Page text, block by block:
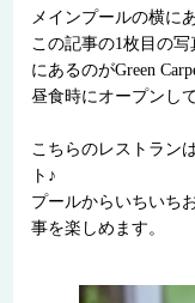
メインプールの横に
この記事の1枚目の
にあるのがGreen
昼食時にオープンし
こちらのレストラン
ト♪
プールからいちいち
事を楽しめます。